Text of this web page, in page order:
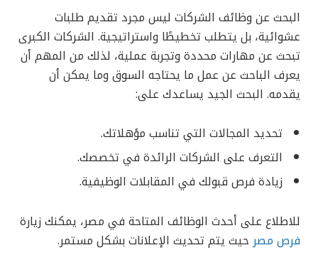
البحث عن وظائف الشركات ليس مجرد تقديم طلبات
عشوائية، بل يتطلب تخطيطًا واستراتيجية. الشركات الكبرى
تبحث عن مهارات محددة وتجربة عملية، لذلك من المهم أن
يعرف الباحث عن عمل ما يحتاجه السوق وما يمكن أن
يقدمه. البحث الجيد يساعدك على:
تحديد المجالات التي تناسب مؤهلاتك.
التعرف على الشركات الرائدة في تخصصك.
زيادة فرص قبولك في المقابلات الوظيفية.
للاطلاع على أحدث الوظائف المتاحة في مصر، يمكنك زيارة
فرص مصرحيث يتم تحديث الإعلانات بشكل مستمر.